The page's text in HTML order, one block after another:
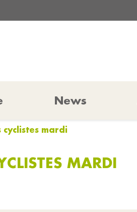
News
mardi
MARDI